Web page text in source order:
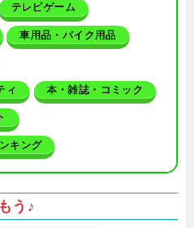
テレビゲーム
車用品・バイク用品
ィ 本・雑誌・コミック
キング
う♪